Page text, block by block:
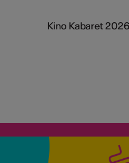
Kino Kabaret 2026